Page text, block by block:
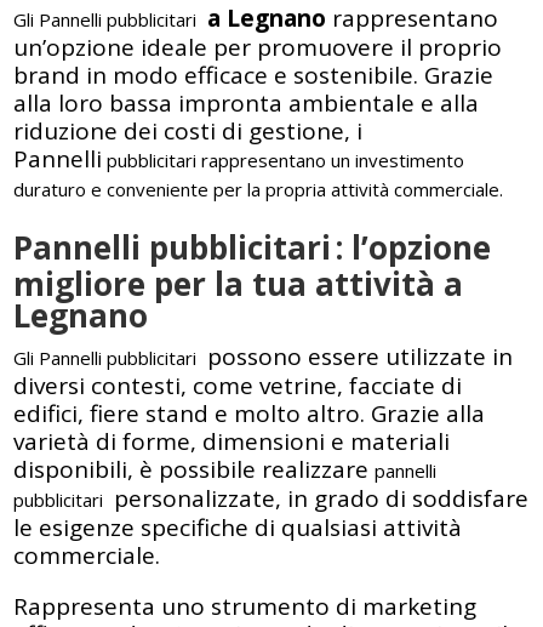
Gli Pannelli pubblicitari a Legnano rappresentano
un’opzione ideale per promuovere il proprio
brand in modo efficace e sostenibile. Grazie
alla loro bassa impronta ambientale e alla
riduzione dei costi di gestione, i
Pannelli pubblicitari rappresentano un investimento
duraturo e conveniente per la propria attività commerciale.
Pannelli pubblicitari: l’opzione
migliore per la tua attività a
Legnano
Gli Pannelli pubblicitari possono essere utilizzate in
diversi contesti, come vetrine, facciate di
edifici, fiere stand e molto altro. Grazie alla
varietà di forme, dimensioni e materiali
disponibili, è possibile realizzarepannelli
pubblicitari personalizzate, in grado di soddisfare
le esigenze specifiche di qualsiasi attività
commerciale.
Rappresenta uno strumento di marketing